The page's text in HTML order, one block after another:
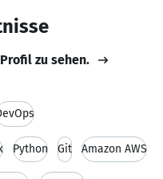
zu sehen.
Python Git Amazon AWS